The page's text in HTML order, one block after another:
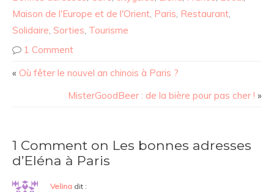
Maison de l'Europe et de l'Orient, Paris, Restaurant,
Solidaire, Sorties, Tourisme
1 Comment
« Où fêter le nouvel an chinois à Paris ?
MisterGoodBeer : de la bière pour pas cher ! »
1 Comment on Les bonnes adresses
d’Eléna à Paris
Velina dit :